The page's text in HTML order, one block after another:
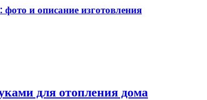
и описание изготовления
для отопления дома